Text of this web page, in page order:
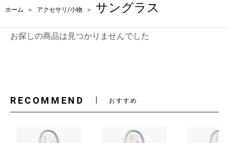
ホーム ＞ アクセサリ/小物 ＞ サングラス
お探しの商品は見つかりませんでした
RECOMMEND おすすめ